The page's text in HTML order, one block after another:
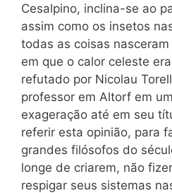
Cesalpino, inclina-se ao
assim como os insetos
todas as coisas
em que o calor celeste
refutado por Nicolau
professor em Altorf em
exageração até em seu
referir esta opinião, para
grandes filósofos do
longe de criarem, não
respigar seus sistemas